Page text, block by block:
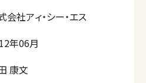
会社アィ・シー・エス
年06月
康文